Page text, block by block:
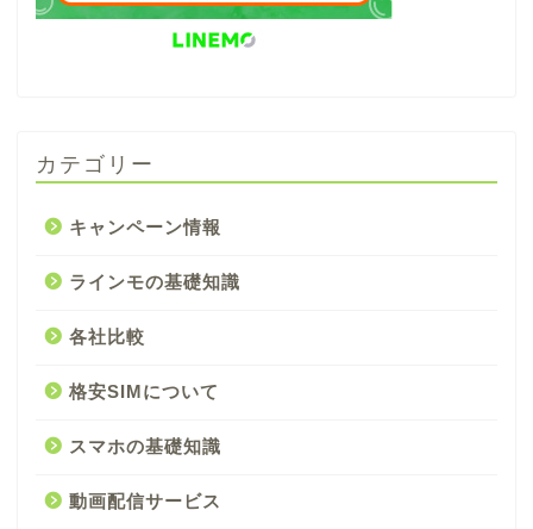
カテゴリー
キャンペーン情報
ラインモの基礎知識
各社比較
格安SIMについて
スマホの基礎知識
動画配信サービス